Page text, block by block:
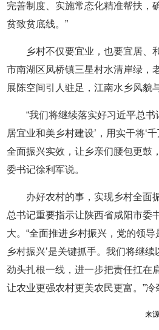
完善制度、实施常态化精准帮扶，
贫致贫底线。”
乡村不仅要宜业，也要宜居、
市南湖区凤桥镇三星村水清岸绿，
展陈空间引人驻足，江南水乡风貌
“我们将继续落实好习近平总书
居宜业和美乡村建设’，用实干将‘
全面振兴实效，让乡亲们腰包更鼓
委书记徐利军说。
办好农村的事，实现乡村全面
总书记重要指示让陕西省咸阳市委
大。“全面推进乡村振兴，党的领导
乡村振兴’是关键抓手。我们将继
劲头扎根一线，进一步把责任扛在
让农业更强农村更美农民更富。”冷
来